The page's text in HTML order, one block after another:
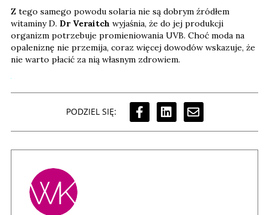
Z tego samego powodu solaria nie są dobrym źródłem
witaminy D. Dr Veraitch wyjaśnia, że do jej produkcji
organizm potrzebuje promieniowania UVB. Choć moda na
opaleniznę nie przemija, coraz więcej dowodów wskazuje, że
nie warto płacić za nią własnym zdrowiem.
PODZIEL SIĘ: